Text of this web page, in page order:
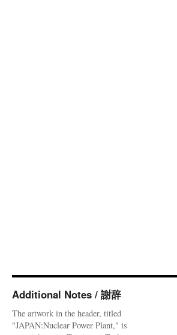
Additional Notes / 謝辞
The artwork in the header, titled
"JAPAN:Nuclear Power Plant," is